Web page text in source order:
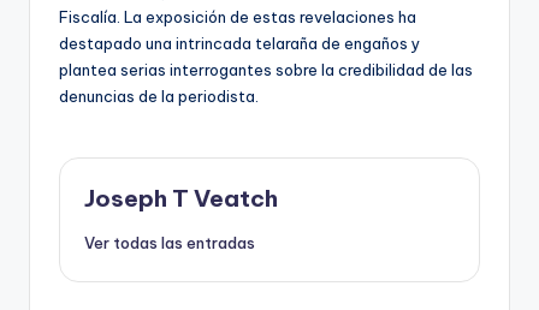
Fiscalía. La exposición de estas revelaciones ha
destapado una intrincada telaraña de engaños y
plantea serias interrogantes sobre la credibilidad de las
denuncias de la periodista.
Joseph T Veatch
Ver todas las entradas